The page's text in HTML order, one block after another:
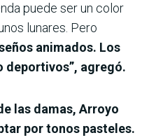
puede ser un color
lunares. Pero
animados. Los
deportivos”, agregó.
las damas, Arroyo
por tonos pasteles.